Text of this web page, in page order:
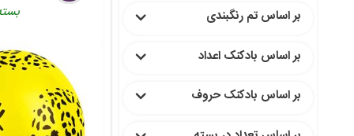
بر اساس تم رنگبندی
بر اساس بادکنک اعداد
بر اساس بادکنک حروف